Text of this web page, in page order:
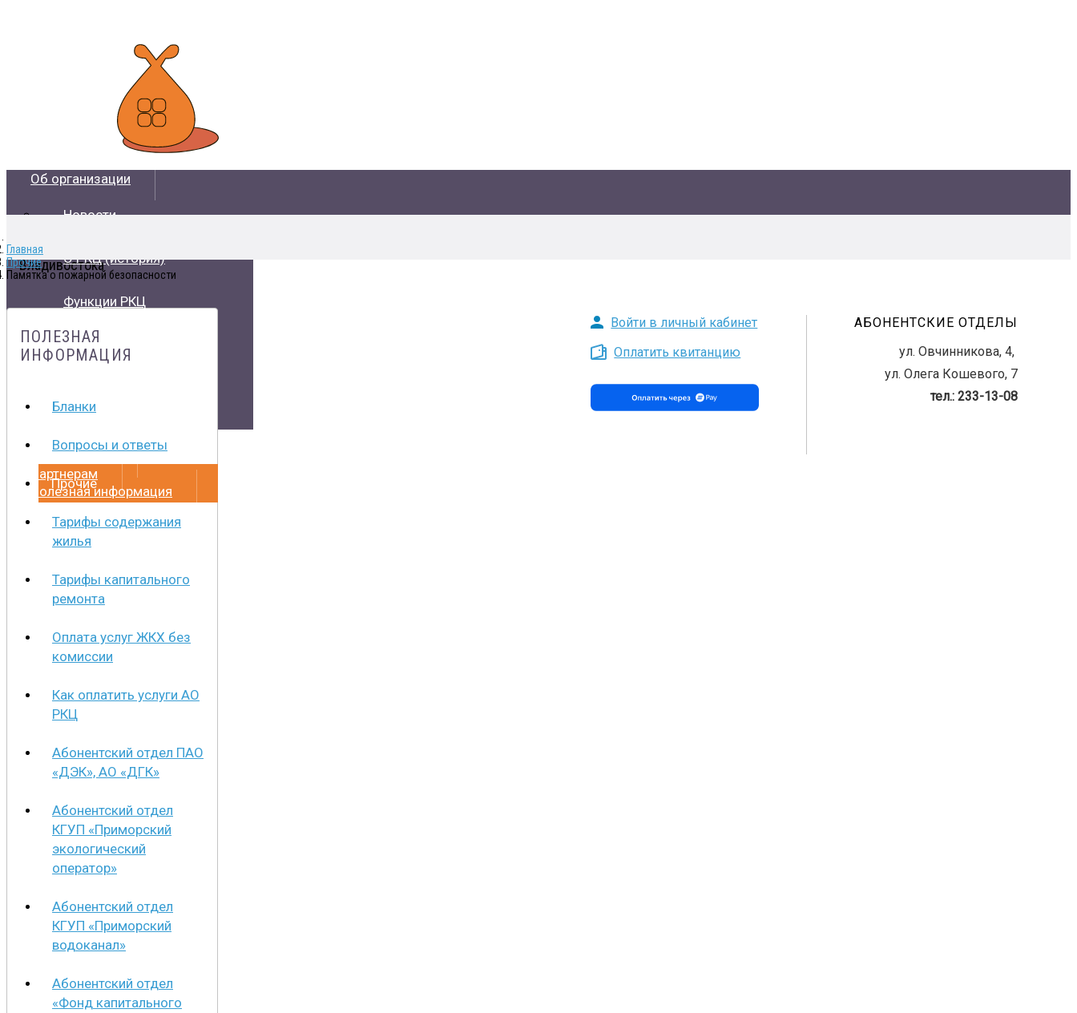
коммунального хозяйства
Владивостока
АБОНЕНТСКИЕ ОТДЕЛЫ
ул. Овчинникова, 4,
ул. Олега Кошевого, 7
тел.: 233-13-08
Войти в личный кабинет
Оплатить квитанцию
Об организации
Новости
О РКЦ (история)
Функции РКЦ
Контакты
Физическим лицам
Маркетплейс
Партнерам
Полезная информация
Главная
Прочие
Памятка о пожарной безопасности
ПОЛЕЗНАЯ
ИНФОРМАЦИЯ
Бланки
Вопросы и ответы
Прочие
Тарифы содержания
жилья
Тарифы капитального
ремонта
Оплата услуг ЖКХ без
комиссии
Как оплатить услуги АО
РКЦ
Абонентский отдел ПАО
«ДЭК», АО «ДГК»
Абонентский отдел
КГУП «Приморский
экологический
оператор»
Абонентский отдел
КГУП «Приморский
водоканал»
Абонентский отдел
«Фонд капитального